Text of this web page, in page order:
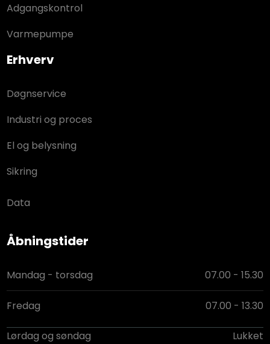
Adgangskontrol
Varmepumpe
Erhverv
Døgnservice
Industri og proces
El og belysning
Sikring
Data
Åbningstider
Mandag - torsdag 07.00 - 15.30
Fredag 07.00 - 13.30
Lørdag og søndag Lukket